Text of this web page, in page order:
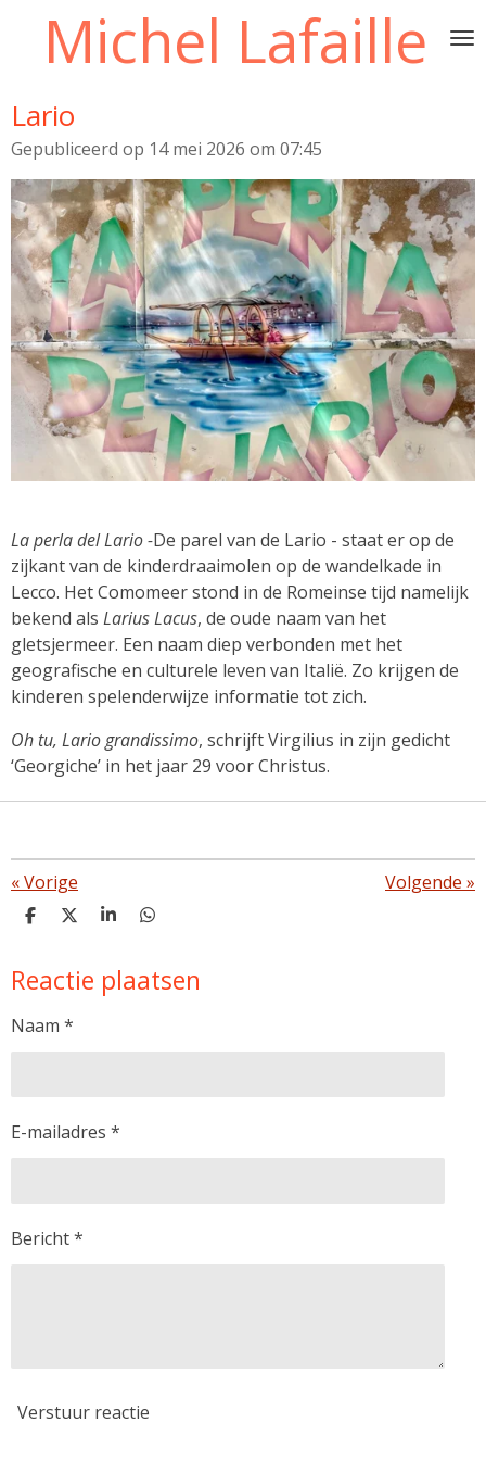
hoofdinhoud
Michel Lafaille
Lario
Gepubliceerd op 14 mei 2026 om 07:45
La perla del Lario -De parel van de Lario - staat er op de
zijkant van de kinderdraaimolen op de wandelkade in
Lecco. Het Comomeer stond in de Romeinse tijd namelijk
bekend als Larius Lacus, de oude naam van het
gletsjermeer. Een naam diep verbonden met het
geografische en culturele leven van Italië. Zo krijgen de
kinderen spelenderwijze informatie tot zich.
Oh tu, Lario grandissimo, schrijft Virgilius in zijn gedicht
‘Georgiche’ in het jaar 29 voor Christus.
«Vorige Volgende »
D
e
n
D
l
S
r
e
D
e
n
Reactie plaatsen
Naam *
E-mailadres *
Bericht *
Verstuur reactie